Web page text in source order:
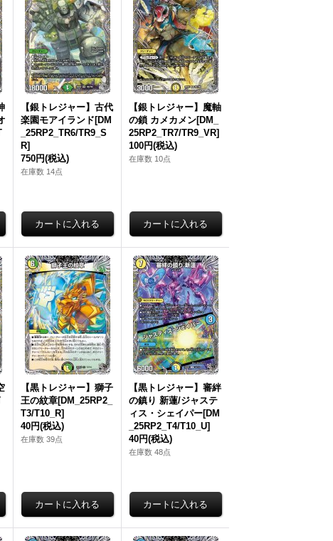
【銀トレジャー】古代
楽園モアイランド[DM
_25RP2_TR6/TR9_S
R]
750円(税込)
在庫数 14点
【銀トレジャー】魔軸
の鎖 カメカメン[DM_
25RP2_TR7/TR9_VR]
100円(税込)
在庫数 10点
【黒トレジャー】獅子
王の紋章[DM_25RP2_
T3/T10_R]
40円(税込)
在庫数 39点
【黒トレジャー】審絆
の鎮り 新蓮/ジャステ
ィス・シェイパー[DM
_25RP2_T4/T10_U]
40円(税込)
在庫数 48点